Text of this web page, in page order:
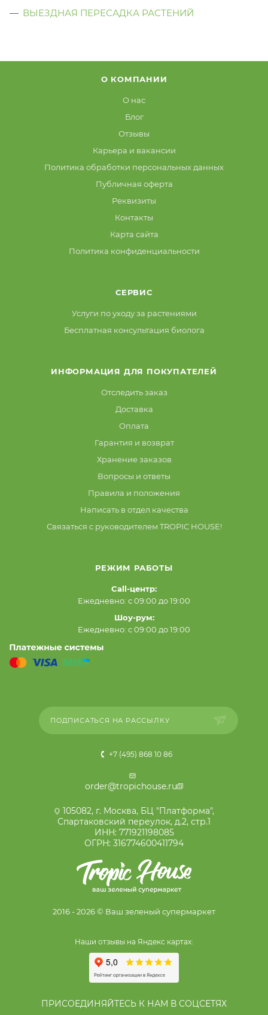
ВЫЕЗДНАЯ ПЕРЕСАДКА РАСТЕНИЙ
О КОМПАНИИ
О нас
Блог
Отзывы
Карьера и вакансии
Политика обработки персональных данных
Публичная оферта
Реквизиты
Контакты
Карта сайта
Политика конфиденциальности
СЕРВИС
Услуги по уходу за растениями
Бесплатная консультация биолога
ИНФОРМАЦИЯ ДЛЯ ПОКУПАТЕЛЕЙ
Отследить заказ
Доставка
Оплата
Гарантия и возврат
Хранение заказов
Вопросы и ответы
Правила и положения
Написать в отдел качества
Связаться с руководителем TROPIC HOUSE!
РЕЖИМ РАБОТЫ
Call-центр:
Ежедневно: с 09:00 до 19:00
Шоу-рум:
Ежедневно: с 09:00 до 19:00
ПОДПИСАТЬСЯ НА РАССЫЛКУ
+7 (495) 868 10 86
order@tropichouse.ru
105082, г. Москва, БЦ "Платформа",
Спартаковский переулок, д.2, стр.1
ИНН: 771921198085
ОГРН: 316774600411794
2016 - 2026 © Ваш зеленый супермаркет
Наши отзывы на Яндекс картах:
ПРИСОЕДИНЯЙТЕСЬ К НАМ В СОЦСЕТЯХ